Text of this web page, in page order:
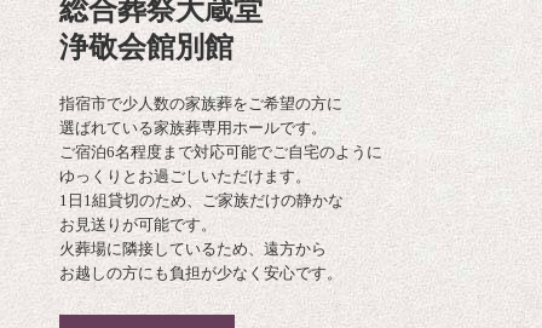
総合葬祭大蔵堂
浄敬会館別館
指宿市で少人数の家族葬をご希望の方に
選ばれている家族葬専用ホールです。
ご宿泊6名程度まで対応可能でご自宅のように
ゆっくりとお過ごしいただけます。
1日1組貸切のため、ご家族だけの静かな
お見送りが可能です。
火葬場に隣接しているため、遠方から
お越しの方にも負担が少なく安心です。